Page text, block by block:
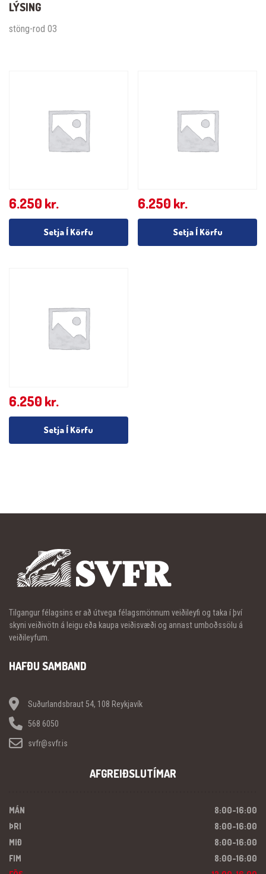
LÝSING
stöng-rod 03
6.250 kr.
Setja Í Körfu
6.250 kr.
Setja Í Körfu
6.250 kr.
Setja Í Körfu
Tilgangur félagsins er að útvega félagsmönnum veiðileyfi og taka í því
skyni veiðivötn á leigu eða kaupa veiðisvæði og annast umboðssölu á
veiðileyfum.
HAFÐU SAMBAND
Suðurlandsbraut 54, 108 Reykjavík
568 6050
svfr@svfr.is
AFGREIÐSLUTÍMAR
MÁN
8:00-16:00
ÞRI
8:00-16:00
MIÐ
8:00-16:00
FIM
8:00-16:00